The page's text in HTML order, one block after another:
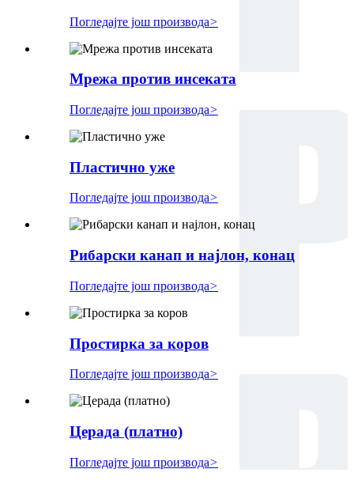
Погледајте још производа>
Мрежа против инсеката
Погледајте још производа>
Пластично уже
Погледајте још производа>
Рибарски канап и најлон, конац
Погледајте још производа>
Простирка за коров
Погледајте још производа>
Церада (платно)
Погледајте још производа>